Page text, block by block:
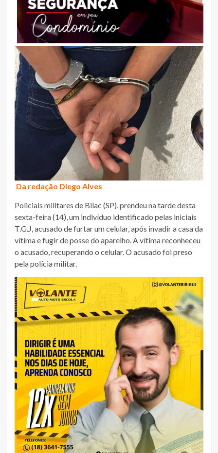
Da redação Diego Alves
Policiais militares de Bilac (SP), prendeu na tarde desta
sexta-feira (14), um indivíduo identificado pelas iniciais
T.G.J, acusado de furtar um celular, após invadir a casa da
vítima e fugir de posse do aparelho. A vítima reconheceu
o acusado, recuperando o celular. O acusado foi preso
pela polícia militar.